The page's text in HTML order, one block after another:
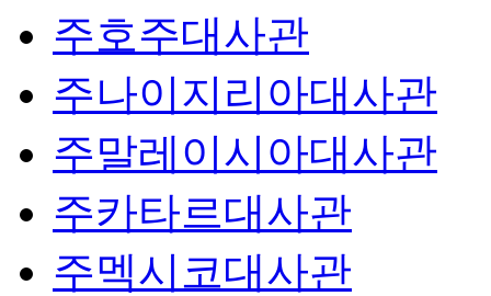
주호주대사관
주나이지리아대사관
주말레이시아대사관
주카타르대사관
주멕시코대사관